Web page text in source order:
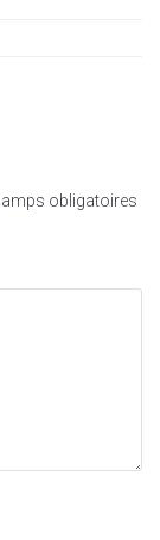
obligatoires